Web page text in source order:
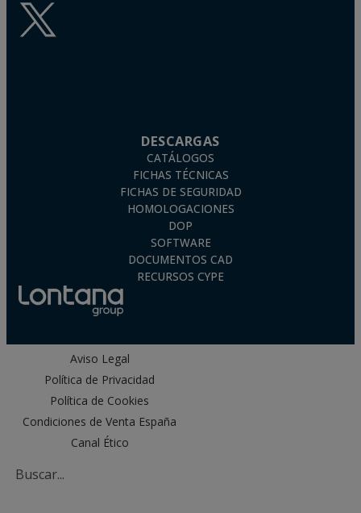
DESCARGAS
CATÁLOGOS
FICHAS TÉCNICAS
FICHAS DE SEGURIDAD
HOMOLOGACIONES
DOP
SOFTWARE
DOCUMENTOS CAD
RECURSOS CYPE
Aviso Legal
Política de Privacidad
Política de Cookies
Condiciones de Venta España
Canal Ético